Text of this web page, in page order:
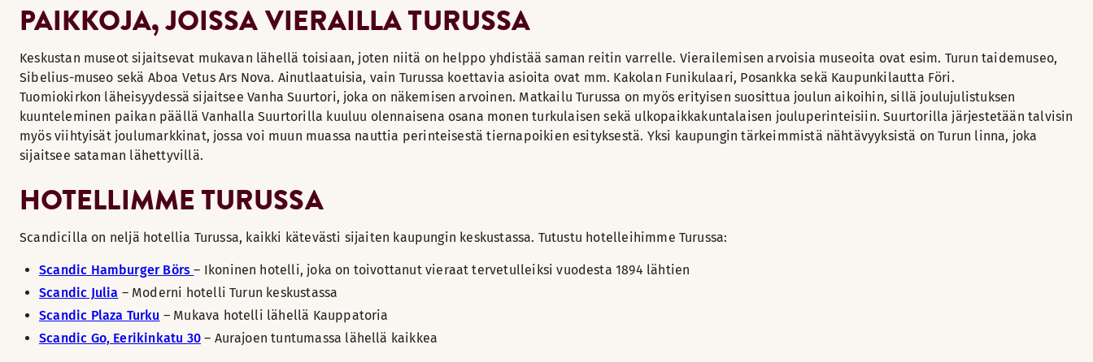
PAIKKOJA, JOISSA VIERAILLA TURUSSA
Keskustan museot sijaitsevat mukavan lähellä toisiaan, joten niitä on helppo yhdistää saman reitin varrelle. Vierailemisen arvoisia museoita ovat esim. Turun taidemuseo,
Sibelius-museo sekä Aboa Vetus Ars Nova. Ainutlaatuisia, vain Turussa koettavia asioita ovat mm. Kakolan Funikulaari, Posankka sekä Kaupunkilautta Föri.
Tuomiokirkon läheisyydessä sijaitsee Vanha Suurtori, joka on näkemisen arvoinen. Matkailu Turussa on myös erityisen suosittua joulun aikoihin, sillä joulujulistuksen
kuunteleminen paikan päällä Vanhalla Suurtorilla kuuluu olennaisena osana monen turkulaisen sekä ulkopaikkakuntalaisen jouluperinteisiin. Suurtorilla järjestetään talvisin
myös viihtyisät joulumarkkinat, jossa voi muun muassa nauttia perinteisestä tiernapoikien esityksestä. Yksi kaupungin tärkeimmistä nähtävyyksistä on Turun linna, joka
sijaitsee sataman lähettyvillä.
HOTELLIMME TURUSSA
Scandicilla on neljä hotellia Turussa, kaikki kätevästi sijaiten kaupungin keskustassa. Tutustu hotelleihimme Turussa:
Scandic Hamburger Börs– Ikoninen hotelli, joka on toivottanut vieraat tervetulleiksi vuodesta 1894 lähtien
Scandic Julia – Moderni hotelli Turun keskustassa
Scandic Plaza Turku – Mukava hotelli lähellä Kauppatoria
Scandic Go, Eerikinkatu 30– Aurajoen tuntumassa lähellä kaikkea